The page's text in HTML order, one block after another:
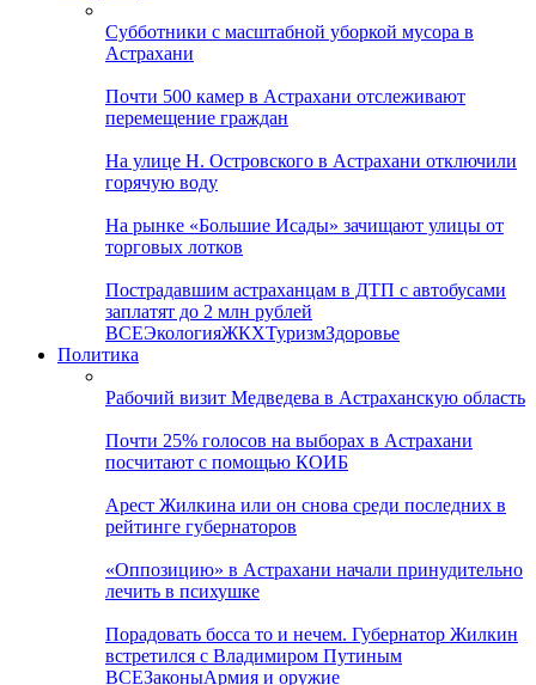
Субботники с масштабной уборкой мусора в
Астрахани
Почти 500 камер в Астрахани отслеживают
перемещение граждан
На улице Н. Островского в Астрахани отключили
горячую воду
На рынке «Большие Исады» зачищают улицы от
торговых лотков
Пострадавшим астраханцам в ДТП с автобусами
заплатят до 2 млн рублей
ВСЕЭкологияЖКХТуризмЗдоровье
Политика
Рабочий визит Медведева в Астраханскую область
Почти 25% голосов на выборах в Астрахани
посчитают с помощью КОИБ
Арест Жилкина или он снова среди последних в
рейтинге губернаторов
«Оппозицию» в Астрахани начали принудительно
лечить в психушке
Порадовать босса то и нечем. Губернатор Жилкин
встретился с Владимиром Путиным
ВСЕЗаконыАрмия и оружие